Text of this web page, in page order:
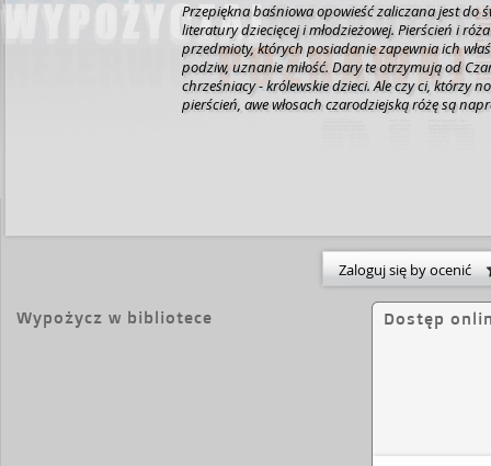
Przepiękna baśniowa opowieść zaliczana jest do
literatury dziecięcej i młodzieżowej. Pierścień i
przedmioty, których posiadanie zapewnia ich
podziw, uznanie miłość. Dary te otrzymują od
chrześniacy - królewskie dzieci. Ale czy ci, którzy
pierścień, awe włosach czarodziejską różę są
Zaloguj się by ocenić
Wypożycz w bibliotece Dostęp